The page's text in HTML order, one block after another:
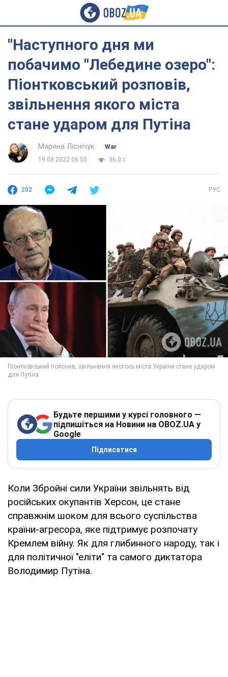
"Наступного дня ми
побачимо "Лебедине озеро":
Піонтковський розповів,
звільнення якого міста
стане ударом для Путіна
Марина Ліснічук
War
19.08.2022 06:55
36,0 т.
202 РУС
Будьте першими у курсі головного —
підпишіться на Новини на OBOZ.UA у
Google
Підписатися
Коли Збройні cили України звільнять від
російських окупантів Херсон, це стане
справжнім шоком для всього суспільства
країни-агресора, яке підтримує розпочату
Кремлем війну. Як для глибинного народу, так і
для політичної "еліти" та самого диктатора
Володимир Путіна.